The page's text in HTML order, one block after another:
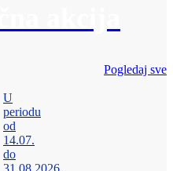
Pogledaj sve
U
periodu
od
14.07.
do
31.08.2026.